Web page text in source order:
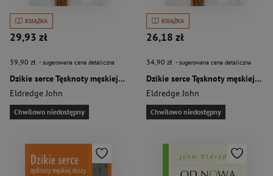
KSIĄŻKA
29,93 zł
39,90 zł - sugerowana cena detaliczna
Dzikie serce Tęsknoty męskiej duszy
Eldredge John
Chwilowo niedostępny
KSIĄŻKA
26,18 zł
34,90 zł - sugerowana cena detaliczna
Dzikie serce Tęsknoty męskiej duszy
Eldredge John
Chwilowo niedostępny